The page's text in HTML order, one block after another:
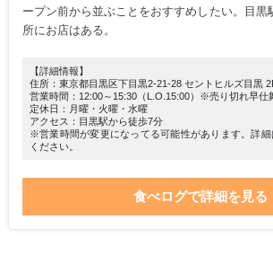
ープン前から並ぶことをおすすめしたい。目黒
所にお店はある。
【詳細情報】
住所：東京都目黒区下目黒2-21-28 セントヒルズ目黒
営業時間：12:00～15:30（L.O.15:00）※売り切れ早仕
定休日：月曜・火曜・水曜
アクセス：目黒駅から徒歩7分
※営業時間が変更になってる可能性があります。詳
ください。
食べログで詳細を見る